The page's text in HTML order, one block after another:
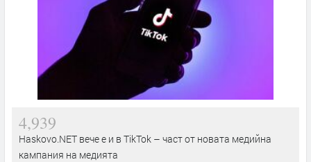
4,939
Haskovo.NET вече е и в TikTok – част от новата медийна
кампания на медията